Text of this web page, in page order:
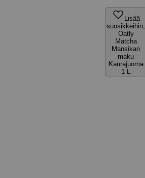
Lisää
suosikkeihin,
Oatly
Matcha
Mansikan
maku
Kaurajuoma
1 L